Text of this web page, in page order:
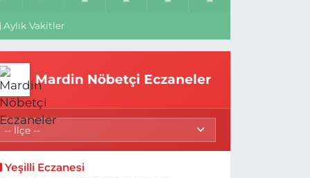
Aylık Vakitler
Mardin Nöbetçi Eczaneler
Yeşilli Eczanesi